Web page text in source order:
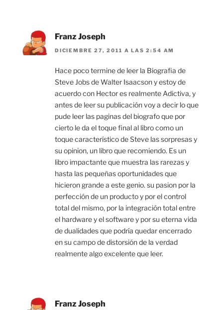
Franz Joseph
DICIEMBRE 27, 2011 A LAS 2:54 AM
Hace poco termine de leer la Biografia de
Steve Jobs de Walter Isaacson y estoy de
acuerdo con Hector es realmente Adictiva, y
antes de leer su publicación voy a decir lo que
pude leer las paginas del biografo que por
cierto le da el toque final al libro como un
toque característico de Steve las sorpresas y
su opinion, un libro que recomiendo. Es un
libro impactante que muestra las rarezas y
hasta las pequeñas oportunidades que
hicieron grande a este genio. su pasion por la
perfección de un producto y por el control
total del mismo, por la integración total entre
el hardware y el software y por su eterna vida
de dualidades que podría quedar encerrado
en su campo de distorsión de la verdad
realmente algo excelente que leer.
Franz Joseph